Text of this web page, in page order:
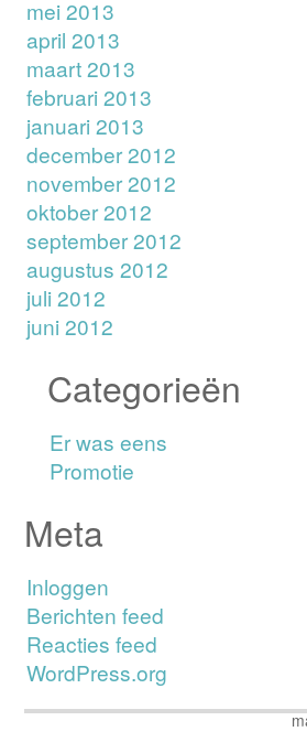
mei 2013
april 2013
maart 2013
februari 2013
januari 2013
december 2012
november 2012
oktober 2012
september 2012
augustus 2012
juli 2012
juni 2012
Categorieën
Er was eens
Promotie
Meta
Inloggen
Berichten feed
Reacties feed
WordPress.org